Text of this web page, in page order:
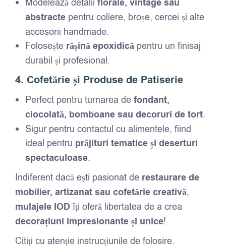
florale, vintage sau
abstracte pentru coliere, broșe, cercei și alte
accesorii handmade.
Folosește rășină epoxidică pentru un finisaj
durabil și profesional.
4. Cofetărie și Produse de Patiserie
Perfect pentru turnarea de fondant,
ciocolată, bomboane sau decoruri de tort.
Sigur pentru contactul cu alimentele, fiind
ideal pentru prăjituri tematice și deserturi
spectaculoase.
Indiferent dacă ești pasionat de restaurare de
mobilier, artizanat sau cofetărie creativă,
mulajele IOD îți oferă libertatea de a crea
decorațiuni impresionante și unice!
Citiți cu atenție instrucțiunile de folosire.